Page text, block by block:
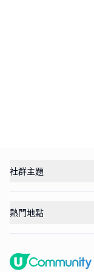
社群主題
熱門地點